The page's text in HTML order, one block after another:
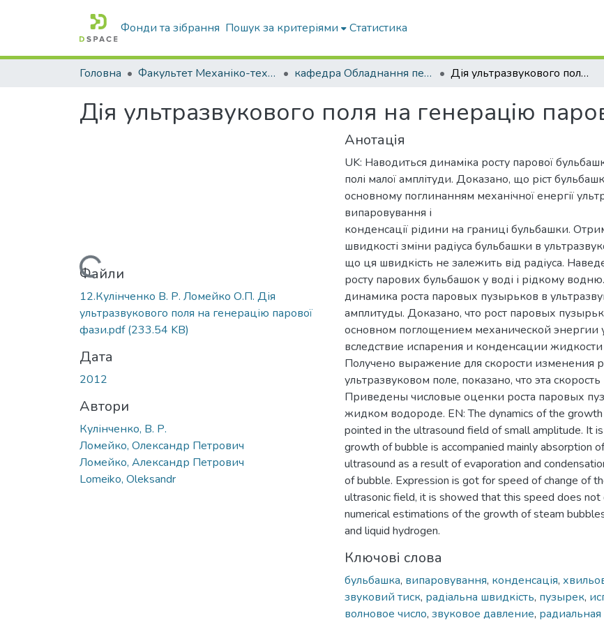
Фонди та зібрання Пошук за критеріями Статистика
Головна Факультет Механіко-технологічний кафедра Обладнання переробних і харчових виробництв ім. професора Ф.Ю. Ялпачика Дія ультразвукового поля на генерацію парової фази
Дія ультразвукового поля на генерацію
Вантажиться...
Файли
12.Кулінченко В. Р. Ломейко О.П. Дія
ультразвукового поля на генерацію парової
фази.pdf(233.54 KB)
Дата
2012
Автори
Кулінченко, В. Р.
Ломейко, Олександр Петрович
Ломейко, Александр Петрович
Lomeiko, Oleksandr
Анотація
UK: Наводиться динаміка росту парової
полі малої амплітуди. Доказано, що ріст
основному поглинанням механічної енергії
випаровування і
конденсації рідини на границі бульбашки.
швидкості зміни радіуса бульбашки в
що ця швидкість не залежить від радіуса.
росту парових бульбашок у воді і рідкому
динамика роста паровых пузырьков в
амплитуды. Доказано, что рост паровых
основном поглощением механической энергии
вследствие испарения и конденсации
Получено выражение для скорости изменения
ультразвуковом поле, показано, что эта
Приведены числовые оценки роста паровых
жидком водороде. EN: The dynamics of the
pointed in the ultrasound field of small amplitude. It
growth of bubble is accompanied mainly absorption
ultrasound as a result of evaporation and
of bubble. Expression is got for speed of change of
ultrasonic field, it is showed that this speed does not
numerical estimations of the growth of steam
and liquid hydrogen.
Ключові слова
бульбашка, випаровування, конденсація,
звуковий тиск, радіальна швидкість, пузырек,
волновое число, звуковое давление, радиальная